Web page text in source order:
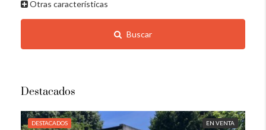
Otras características
Buscar
Destacados
DESTACADOS EN VENTA